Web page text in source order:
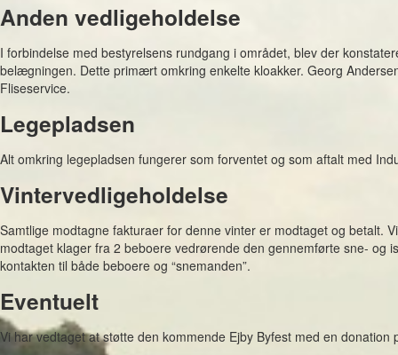
Anden vedligeholdelse
I forbindelse med bestyrelsens rundgang i området, blev der
belægningen. Dette primært omkring enkelte kloakker. Georg
Fliseservice.
Legepladsen
Alt omkring legepladsen fungerer som forventet og som aftalt med
Vintervedligeholdelse
Samtlige modtagne fakturaer for denne vinter er modtaget og betalt.
modtaget klager fra 2 beboere vedrørende den gennemførte sne- og
kontakten til både beboere og “snemanden”.
Eventuelt
Vi har vedtaget at støtte den kommende Ejby Byfest med en donation